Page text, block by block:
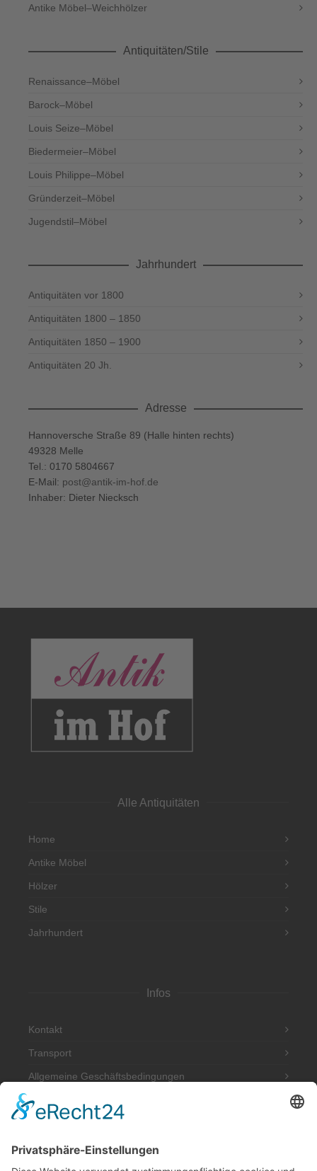
Antike Möbel–Weichhölzer
Antiquitäten/Stile
Renaissance–Möbel
Barock–Möbel
Louis Seize–Möbel
Biedermeier–Möbel
Louis Philippe–Möbel
Gründerzeit–Möbel
Jugendstil–Möbel
Jahrhundert
Antiquitäten vor 1800
Antiquitäten 1800 – 1850
Antiquitäten 1850 – 1900
Antiquitäten 20 Jh.
Adresse
Hannoversche Straße 89 (Halle hinten rechts)
49328 Melle
Tel.: 0170 5804667
E-Mail: post@antik-im-hof.de
Inhaber: Dieter Niecksch
Alle Antiquitäten
Home
Antike Möbel
Hölzer
Stile
Jahrhundert
Infos
Kontakt
Transport
Allgemeine Geschäftsbedingungen
Impressum
Datenschutzerklärung